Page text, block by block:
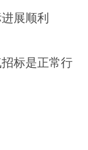
展顺利
标是正常行